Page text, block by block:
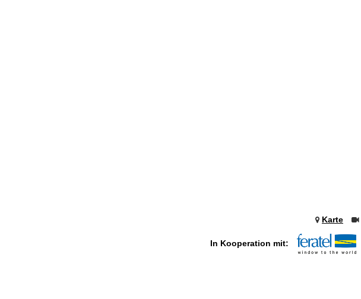
Karte
In Kooperation mit: